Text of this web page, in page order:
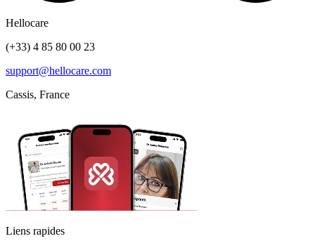
Hellocare
(+33) 4 85 80 00 23
support@hellocare.com
Cassis, France
Liens rapides